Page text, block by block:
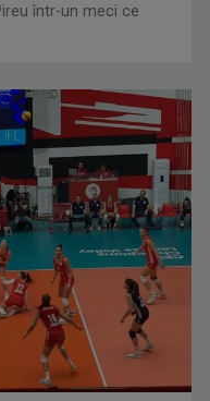
într-un meci ce